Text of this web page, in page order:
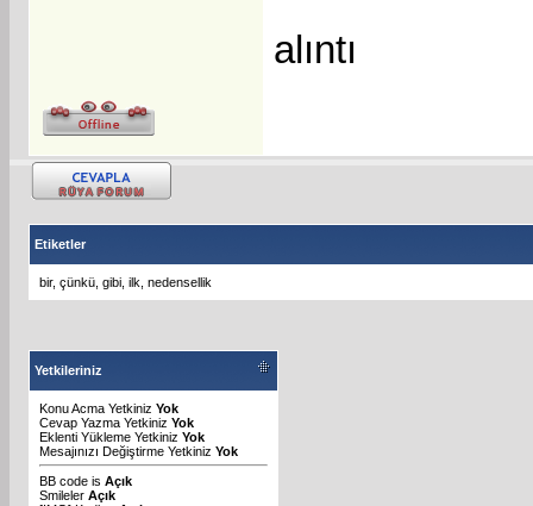
alıntı
Etiketler
bir, çünkü gibi ilk nedensellik
Yetkileriniz
Konu Acma Yetkiniz Yok
Cevap Yazma Yetkiniz Yok
Eklenti Yükleme Yetkiniz Yok
Mesajınızı Değiştirme Yetkiniz Yok
BB code is Açık
Smileler Açık